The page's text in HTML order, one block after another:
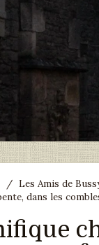
/ Les Amis de
dans les